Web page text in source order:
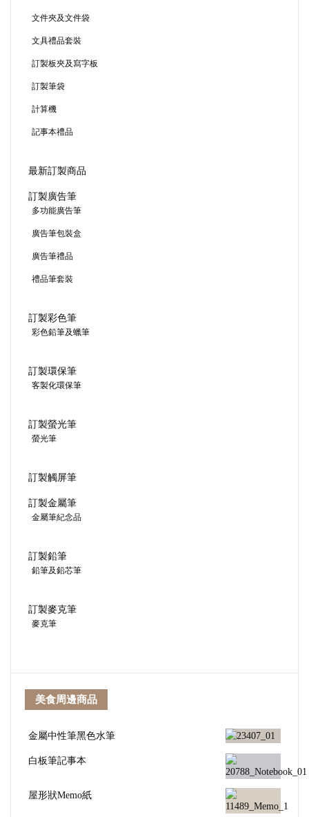
文件夾及文件袋
文具禮品套裝
訂製板夾及寫字板
訂製筆袋
計算機
記事本禮品
最新訂製商品
訂製廣告筆
多功能廣告筆
廣告筆包裝盒
廣告筆禮品
禮品筆套裝
訂製彩色筆
彩色鉛筆及蠟筆
訂製環保筆
客製化環保筆
訂製螢光筆
螢光筆
訂製觸屏筆
訂製金屬筆
金屬筆紀念品
訂製鉛筆
鉛筆及鉛芯筆
訂製麥克筆
麥克筆
美食周邊商品
金屬中性筆黑色水筆
白板筆記事本
屋形狀Memo紙